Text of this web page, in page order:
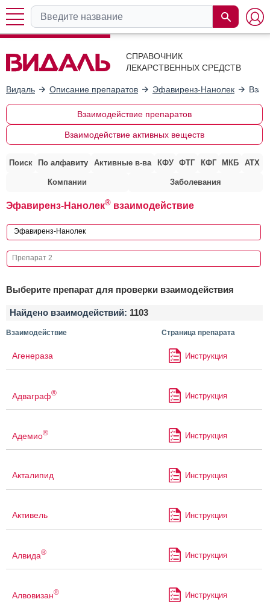
СПРАВОЧНИК
ЛЕКАРСТВЕННЫХ СРЕДСТВ
Видаль Описание препаратов Эфавиренз-Нанолек
Взаимодействие препаратов
Взаимодействие активных веществ
Поиск По алфавиту Активные в-ва КФУ ФТГ КФГ МКБ АТХ
Компании Заболевания
Эфавиренз-Нанолек® взаимодействие
Выберите препарат для проверки взаимодействия
Найдено взаимодействий: 1103
Взаимодействие Страница препарата
Агенераза Инструкция
Адваграф® Инструкция
Адемио® Инструкция
Акталипид Инструкция
Активель Инструкция
Алвида® Инструкция
Алвовизан® Инструкция